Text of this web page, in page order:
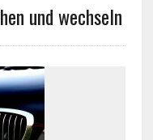
und wechseln